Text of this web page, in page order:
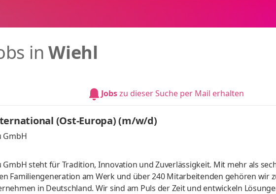
in Wiehl
Jobszu dieser Suche per Mail erhalten
(Ost-Europa) (m/w/d)
GmbH
GmbH steht für Tradition, Innovation und Zuverlässigkeit. Mit mehr als
Familiengeneration am Werk und über 240 Mitarbeitenden gehören wir
in Deutschland. Wir sind am Puls der Zeit und entwickeln